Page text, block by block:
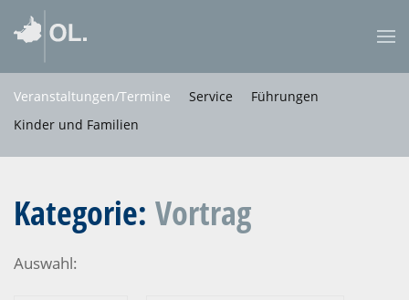
Veranstaltungen/Termine Service
Führungen
Kinder und Familien
Kategorie: Vortrag
Auswahl: